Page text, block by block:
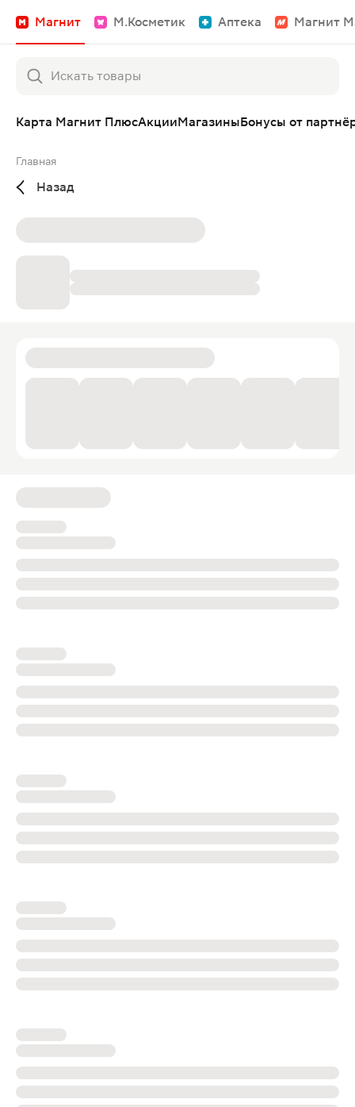
Магнит М.Косметик Аптека Магнит
Карта Магнит ПлюсАкцииМагазиныБонусы от
Главная
Назад